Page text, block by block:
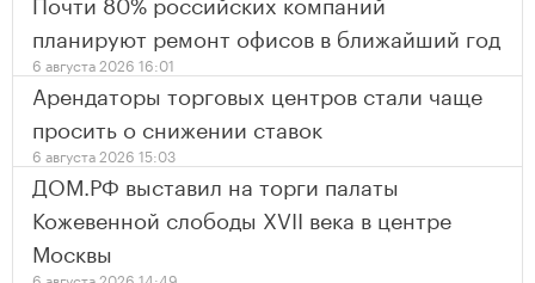
планируют ремонт офисов в ближайший год
6 августа 2026 16:01
Арендаторы торговых центров стали чаще
просить о снижении ставок
6 августа 2026 15:03
ДОМ.РФ выставил на торги палаты
Кожевенной слободы XVII века в центре
Москвы
6 августа 2026 14:49